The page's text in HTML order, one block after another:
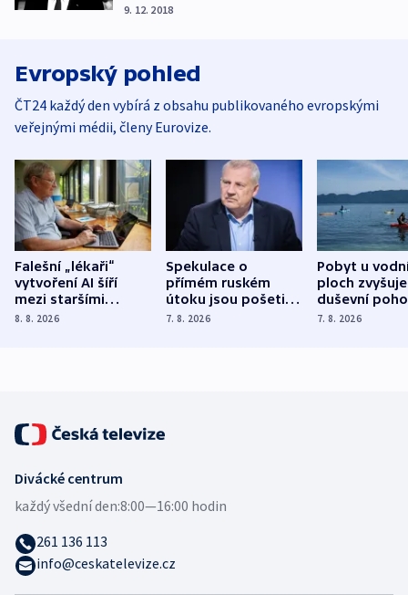
9. 12. 2018
Evropský pohled
ČT24 každý den vybírá z obsahu publikovaného evropskými
veřejnými médii, členy Eurovize.
Falešní „lékaři“
vytvoření AI šíří
mezi staršími
Poláky nebezpečné
8. 8. 2026
Spekulace o
přímém ruském
útoku jsou pošetilé,
míní estonský
7. 8. 2026
Pobyt u
ploch zvyšuje
duševní
ukázala
7. 8. 2026
Divácké centrum
každý všední den:8:00—16:00 hodin
261 136 113
info@ceskatelevize.cz